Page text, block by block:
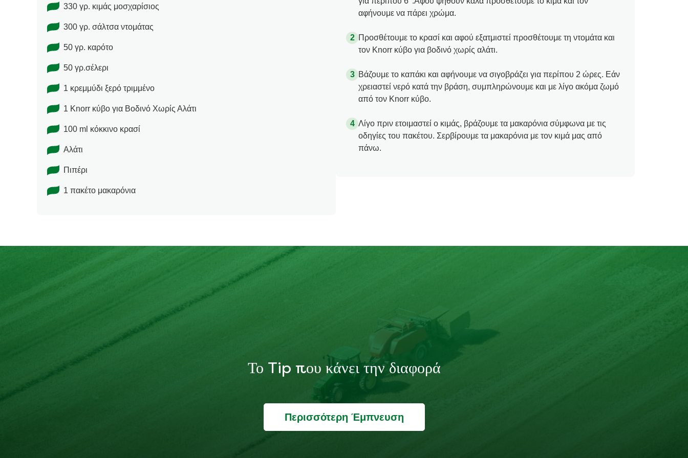
330 γρ. κιμάς μοσχαρίσιος
300 γρ. σάλτσα ντομάτας
50 γρ. καρότο
50 γρ.σέλερι
1 κρεμμύδι ξερό τριμμένο
1 Knorr κύβο για Βοδινό Χωρίς Αλάτι
100 ml κόκκινο κρασί
Αλάτι
Πιπέρι
1 πακέτο μακαρόνια
αφήνουμε να πάρει χρώμα.
Προσθέτουμε το κρασί και αφού εξατμιστεί προσθέτουμε τη ντομάτα και
τον Knorr κύβο για βοδινό χωρίς αλάτι.
Βάζουμε το καπάκι και αφήνουμε να σιγοβράζει για περίπου 2 ώρες. Εάν
χρειαστεί νερό κατά την βράση, συμπληρώνουμε και με λίγο ακόμα ζωμό
από τον Knorr κύβο.
Λίγο πριν ετοιμαστεί ο κιμάς, βράζουμε τα μακαρόνια σύμφωνα με τις
οδηγίες του πακέτου. Σερβίρουμε τα μακαρόνια με τον κιμά μας από
πάνω.
Το Tip που κάνει την διαφορά
Περισσότερη Έμπνευση